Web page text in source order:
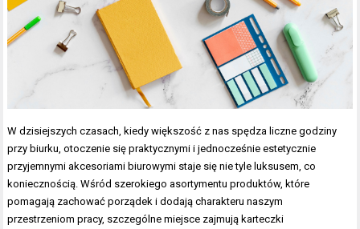
W dzisiejszych czasach, kiedy większość z nas spędza liczne godziny
przy biurku, otoczenie się praktycznymi i jednocześnie estetycznie
przyjemnymi akcesoriami biurowymi staje się nie tyle luksusem, co
koniecznością. Wśród szerokiego asortymentu produktów, które
pomagają zachować porządek i dodają charakteru naszym
przestrzeniom pracy, szczególne miejsce zajmują karteczki